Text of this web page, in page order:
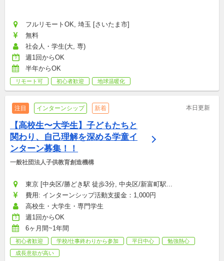
フルリモートOK, 埼玉 [さいたま市]
無料
社会人・学生(大, 専)
週1回からOK
半年からOK
リモート可 初心者歓迎 地球温暖化
注目 インターンシップ 新着 本日更新
【高校生〜大学生】子どもたちと
関わり、自己理解を深める学童イ
ンターン募集！！
一般社団法人子供教育創造機構
東京 [中央区/勝どき駅 徒歩3分, 中央区/新富町駅...
費用: インターンシップ活動支援金：1,000円
高校生・大学生・専門学生
週1回からOK
6ヶ月間~1年間
初心者歓迎 学校/仕事終わりから参加 平日中心
勉強熱心
成長意欲が高い